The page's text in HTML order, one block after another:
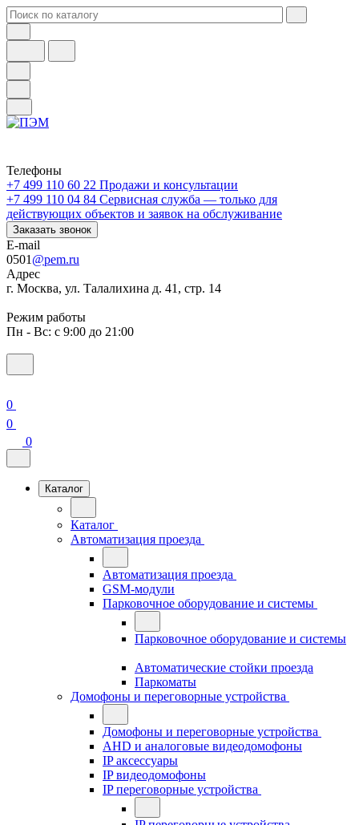
Телефоны
+7 499 110 60 22 Продажи и консультации
+7 499 110 04 84 Сервисная служба — только для
действующих объектов и заявок на обслуживание
Заказать звонок
E-mail
0501 @pem.ru
Адрес
г. Москва, ул. Талалихина д. 41, стр. 14
Режим работы
Пн - Вс: с 9:00 до 21:00
0
0
0
Каталог
Каталог
Автоматизация проезда
Автоматизация проезда
GSM-модули
Парковочное оборудование и системы
Парковочное оборудование и системы
Автоматические стойки проезда
Паркоматы
Домофоны и переговорные устройства
Домофоны и переговорные устройства
AHD и аналоговые видеодомофоны
IP аксессуары
IP видеодомофоны
IP переговорные устройства